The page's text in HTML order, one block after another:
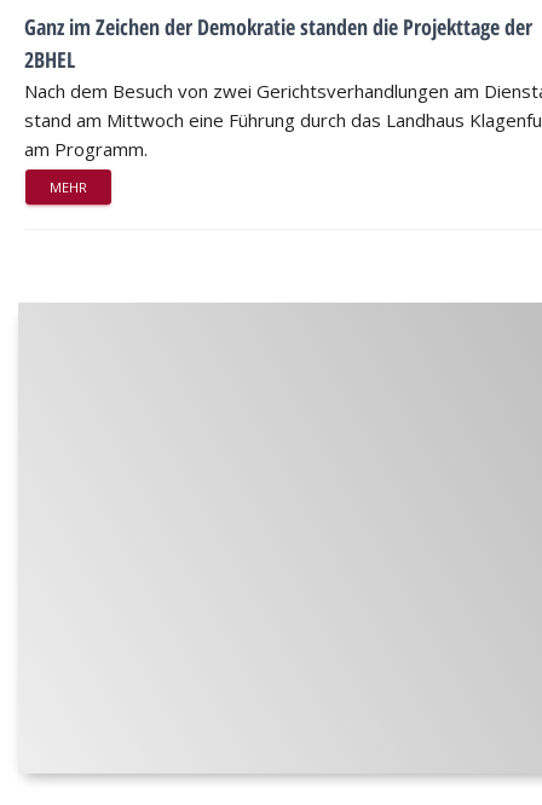
Ganz im Zeichen der Demokratie standen die Projekttage der
2BHEL
Nach dem Besuch von zwei Gerichtsverhandlungen am
stand am Mittwoch eine Führung durch das Landhaus
am Programm.
MEHR